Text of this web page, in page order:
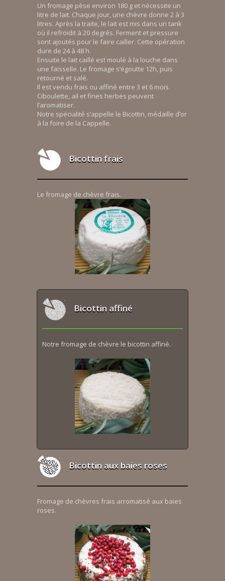
Un fromage pèse environ 180 g et nécessite un
litre de lait. Chaque jour, une chèvre donne 2 à 3
litres. Après la traite, le lait est mis dans un tank
où il refroidit à 20 degrés. Ferment et pressure
sont ajoutés pour le faire cailler. Cette opération
dure de 24 à 48 h.
Ensuite le lait caillé est moulé à la louche dans
une faisselle. Le fromage s’égoutte 12h, puis
retourné et salé.
Il est vendu frais ou affiné entre 3 et 6 mois.
Ciboulette, ail et fines herbes peuvent
l’aromatiser.
Notre spécialité s’appelle le Bicottin, médaille d’or
à la foire de la Cappelle.
Bicottin frais
Le fromage de chèvre frais.
Bicottin affiné
Notre fromage de chèvre le bicottin affiné.
Bicottin aux baies roses
Fromage de chèvres frais arromatisé aux baies
roses.